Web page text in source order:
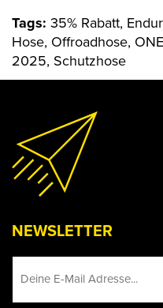
Tags: 35% Rabatt,
Hose, Offroadhose,
2025, Schutzhose
NEWSLETTER